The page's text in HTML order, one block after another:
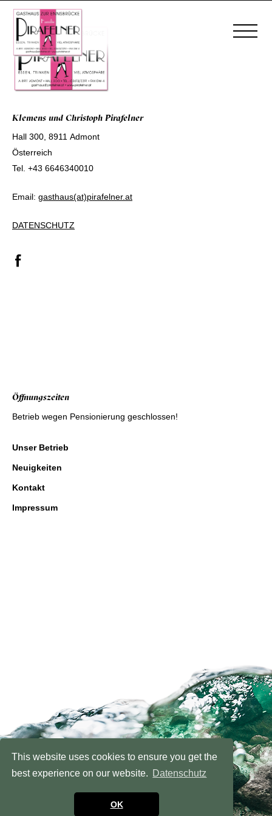
This website uses cookies to ensure you get the
best experience on our website. Datenschutz
OK
Klemens und Christoph Pirafelner
Hall 300, 8911 Admont
Österreich
Tel. +43 6646340010
Email: gasthaus(at)pirafelner.at
DATENSCHUTZ
Öffnungszeiten
Betrieb wegen Pensionierung geschlossen!
Unser Betrieb
Neuigkeiten
Kontakt
Impressum